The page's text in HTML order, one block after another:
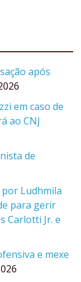
após
em caso de
ao CNJ
de
por Ludhmila
para gerir
Carlotti Jr. e
e mexe